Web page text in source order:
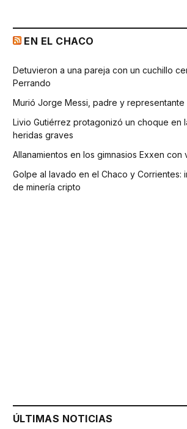
EN EL CHACO
Detuvieron a una pareja con un cuchillo
Perrando
Murió Jorge Messi, padre y representante
Livio Gutiérrez protagonizó un choque en
heridas graves
Allanamientos en los gimnasios Exxen con
Golpe al lavado en el Chaco y Corrientes:
de minería cripto
ÚLTIMAS NOTICIAS